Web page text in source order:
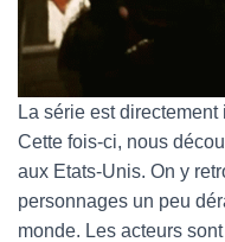
La série est
Cette fois-ci, nous
aux Etats-Unis. On y
personnages un peu
monde. Les acteurs